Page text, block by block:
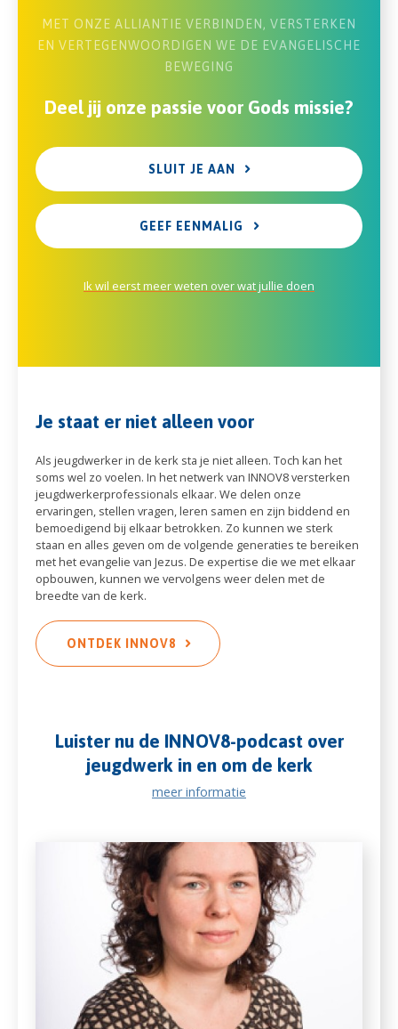
MET ONZE ALLIANTIE VERBINDEN, VERSTERKEN
EN VERTEGENWOORDIGEN WE DE EVANGELISCHE
BEWEGING
Deel jij onze passie voor Gods missie?
SLUIT JE AAN
GEEF EENMALIG
Ik wil eerst meer weten over wat jullie doen
Je staat er niet alleen voor
Als jeugdwerker in de kerk sta je niet alleen. Toch kan het
soms wel zo voelen. In het netwerk van INNOV8 versterken
jeugdwerkerprofessionals elkaar. We delen onze
ervaringen, stellen vragen, leren samen en zijn biddend en
bemoedigend bij elkaar betrokken. Zo kunnen we sterk
staan en alles geven om de volgende generaties te bereiken
met het evangelie van Jezus. De expertise die we met elkaar
opbouwen, kunnen we vervolgens weer delen met de
breedte van de kerk.
ONTDEK INNOV8
Luister nu de INNOV8-podcast over
jeugdwerk in en om de kerk
meer informatie